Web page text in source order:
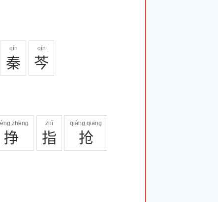
qín
秦
qín
芩
挣
zhǐ
指
qiǎng,qiāng
抢